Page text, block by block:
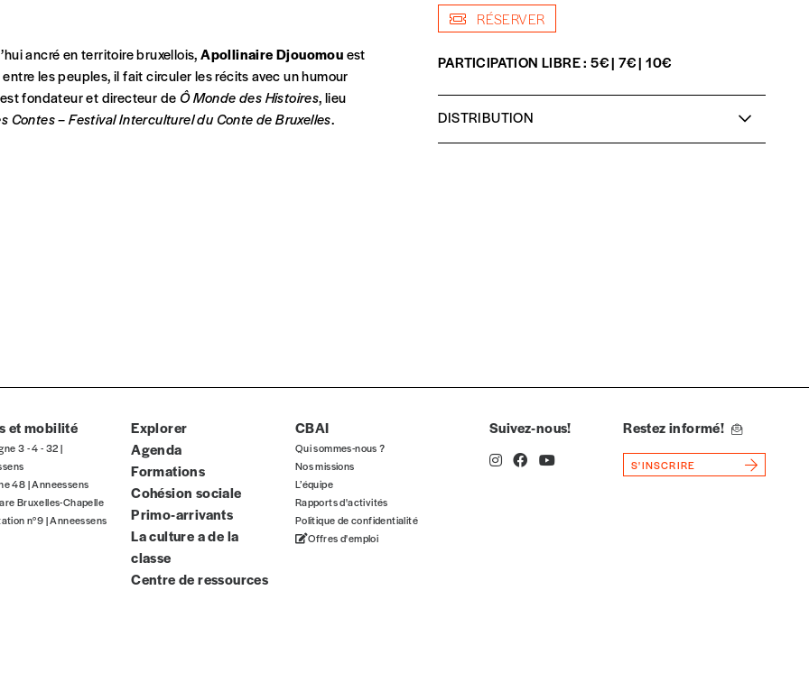
Les mots de passe ne correspondent pas
INSCRIPTION
*champs obligatoires
ancré en territoire bruxellois,Apollinaire Djouomouest
les peuples, il fait circuler les récits avec un humour
fondateur et directeur de Ô Monde des Histoires, lieu
Contes – Festival Interculturel du Conte de Bruxelles.
RÉSERVER
PARTICIPATION LIBRE : 5€ | 7€ | 10€
DISTRIBUTION
De et avecApollinaire Djouomou
et mobilité
3 - 4 - 32 |
48 | Anneessens
Bruxelles-Chapelle
n°9 | Anneessens
Explorer
Agenda
Formations
Cohésion sociale
Primo-arrivants
La culture a de la
classe
Centre de ressources
CBAI
Qui sommes-nous ?
Nos missions
L’équipe
Rapports d'activités
Politique de confidentialité
Offres d'emploi
Suivez-nous! Restez informé!
S'INSCRIRE